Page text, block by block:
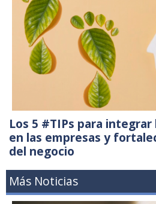
Los 5 #TIPs para
en las empresas y
del negocio
Más Noticias